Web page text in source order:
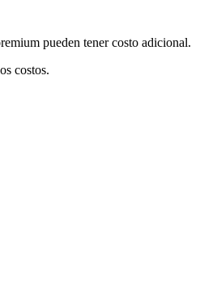
pueden tener costo adicional.
costos.